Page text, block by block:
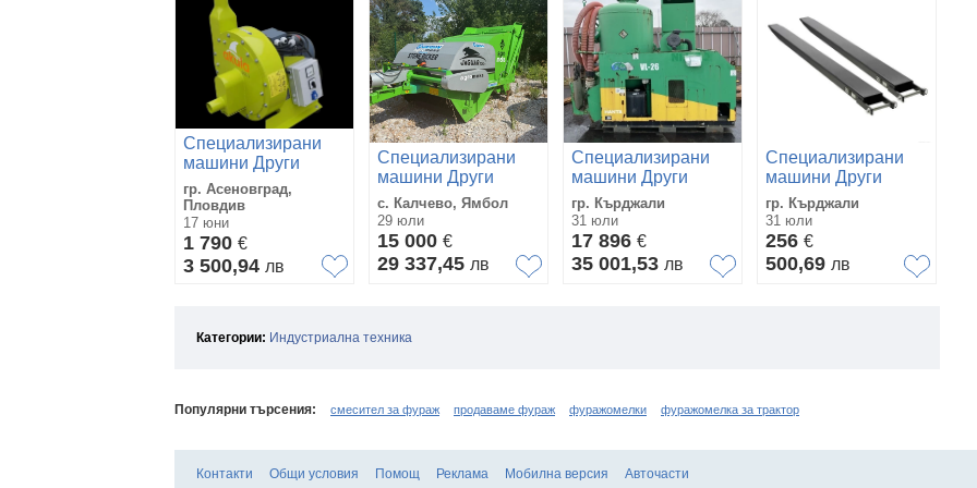
Специализирани
машини Други
Фуражомелка +
смесител
гр. Асеновград,
Пловдив
17 юни
1 790 €
3 500,94 лв
Специализирани
машини Други
Jaguar 200
с. Калчево, Ямбол
29 юли
15 000 €
29 337,45 лв
Специализирани
машини Други
вакуум машина
лайнарка
гр. Кърджали
31 юли
17 896 €
35 001,53 лв
Специализирани
машини Други
удължения за
вилици
гр. Кърджали
31 юли
256 €
500,69 лв
Категории: Индустриална техника
Популярни търсения: смесител за фураж продаваме фураж фуражомелки фуражомелка за трактор
Контакти Общи условия Помощ Реклама Мобилна версия Авточасти